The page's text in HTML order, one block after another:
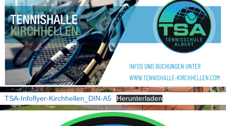
TSA-Infoflyer-Kirchhellen_DIN-A5 Herunterladen